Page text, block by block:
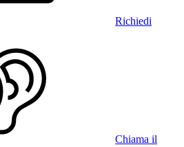
Richiedi
Chiama il